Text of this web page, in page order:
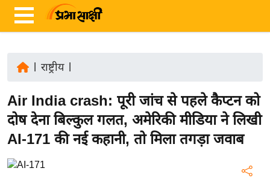
ज़ा
ख
ब
र
रा
राष्ट्रीय|
Air India crash: पूरी जांच से पहले कैप्टन को
दोष देना बिल्कुल गलत, अमेरिकी मीडिया ने लिखी
AI-171 की नई कहानी, तो मिला तगड़ा जवाब